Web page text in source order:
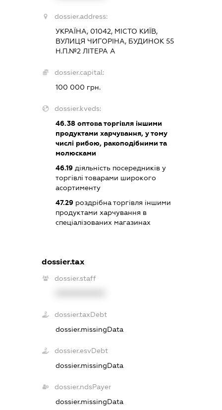
dossier.address:
УКРАЇНА, 01042, МІСТО КИЇВ,
ВУЛИЦЯ ЧИГОРІНА, БУДИНОК 55
Н.П.№2 ЛІТЕРА А
dossier.capital:
100 000 грн.
dossier.kveds:
46.38оптова торгівля іншими
продуктами харчування, у тому
числі рибою, ракоподібними та
молюсками
46.19діяльність посередників у
торгівлі товарами широкого
асортименту
47.29роздрібна торгівля іншими
продуктами харчування в
спеціалізованих магазинах
dossier.tax
dossier.staff
dossier.taxDebt
dossier.missingData
dossier.esvDebt
dossier.missingData
dossier.ndsPayer
dossier.missingData